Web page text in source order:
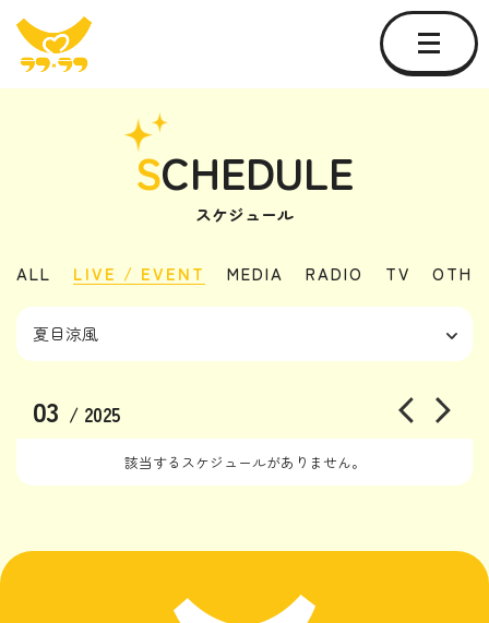
SCHEDULE
スケジュール
ALL LIVE / EVENT MEDIA RADIO TV
03 / 2025
該当するスケジュールがありません。